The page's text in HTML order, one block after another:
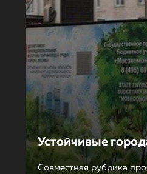
Устойчивые
Совместная рубрика